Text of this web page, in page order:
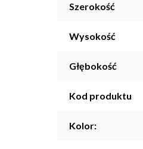
Szerokość
Wysokość
Głębokość
Kod produktu
Kolor: